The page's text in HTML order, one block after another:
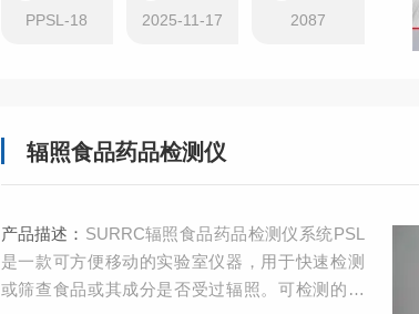
典9261《辐照中药光释光检测法指导原则》；欧
PPSL-18
2025-11-17
2087
辐照食品药品检测仪
产品描述： SURRC辐照食品药品检测仪系统PSL
是一款可方便移动的实验室仪器，用于快速检测
或筛查食品或其成分是否受过辐照。可检测的范